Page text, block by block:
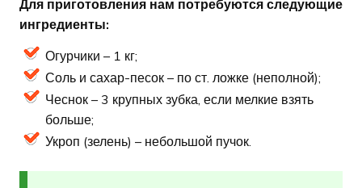
Для приготовления нам потребуются следующие
ингредиенты:
Огурчики – 1 кг;
Соль и сахар-песок – по ст. ложке (неполной);
Чеснок – 3 крупных зубка, если мелкие взять
больше;
Укроп (зелень) – небольшой пучок.